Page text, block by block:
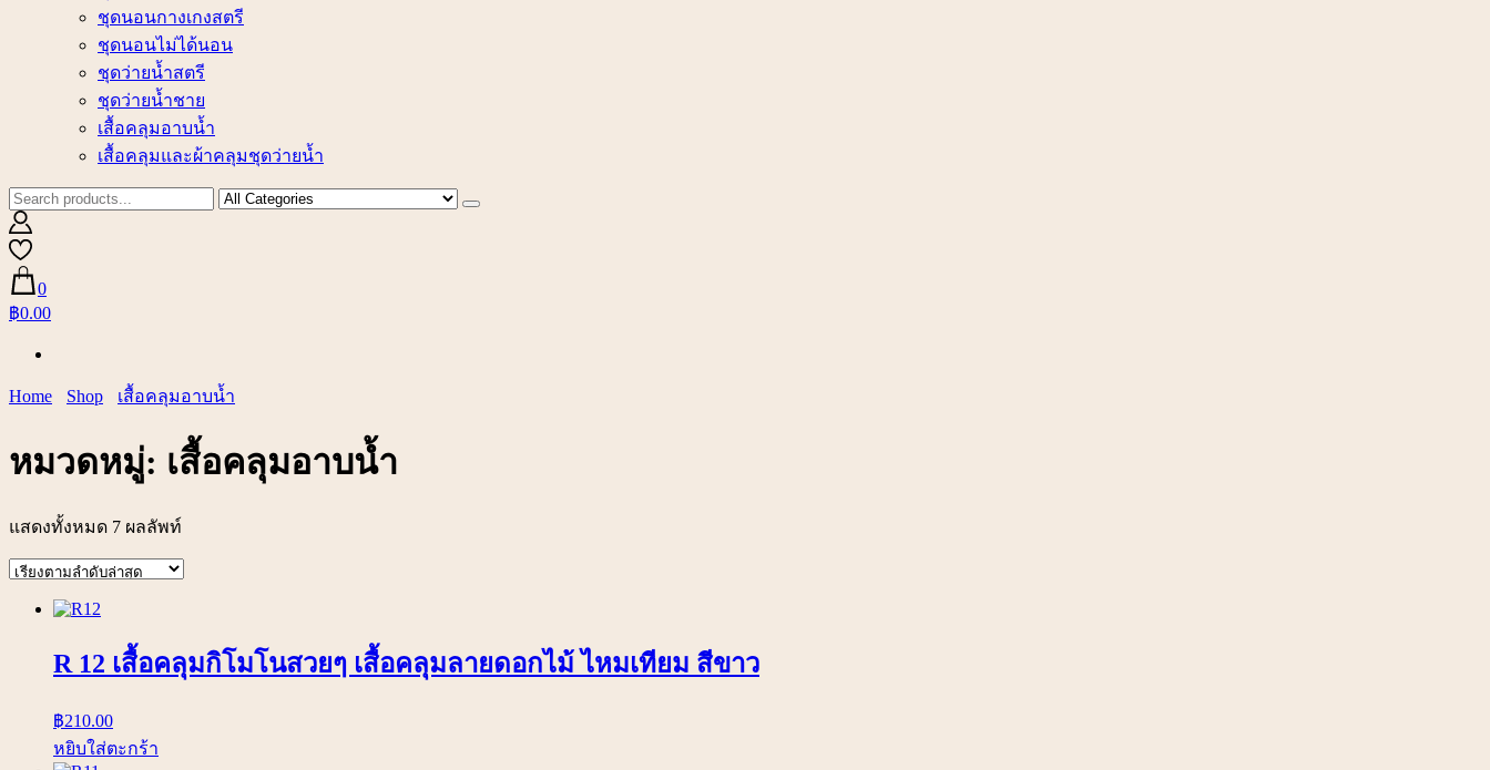
ชุดนอนกางเกงสตรี
ชุดนอนไม่ได้นอน
ชุดว่ายน้ำสตรี
ชุดว่ายน้ำชาย
เสื้อคลุมอาบน้ำ
เสื้อคลุมและผ้าคลุมชุดว่ายน้ำ
0
฿0.00
Home Shop เสื้อคลุมอาบน้ำ
หมวดหมู่: เสื้อคลุมอาบน้ำ
แสดงทั้งหมด 7 ผลลัพท์
R 12 เสื้อคลุมกิโมโนสวยๆ เสื้อคลุมลายดอกไม้ ไหมเทียม สีขาว
฿210.00
หยิบใส่ตะกร้า